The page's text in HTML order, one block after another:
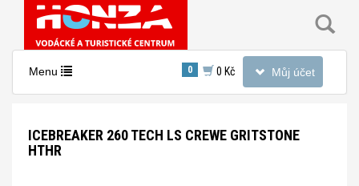
Toggle
navigation
Můj účet
Toggle
Menu 0 0 Kč
ICEBREAKER 260 TECH LS CREWE GRITSTONE
HTHR